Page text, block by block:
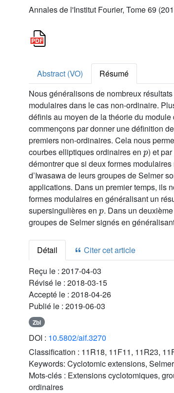
Annales de l'Institut Fourier, Tome 69
Abstract (VO)
Résumé
Nous généralisons de nombreux
modulaires dans le cas non-ordinaire.
définis au moyen de la théorie du module
commençons par donner une définition
premiers non-ordinaires. Cela nous
courbes elliptiques ordinaires en
p
) et
démontrer que si deux formes
d’Iwasawa de leurs groupes de Selmer
applications. Dans un premier temps, ils
formes modulaires en généralisant un
supersingulières en
p
. Dans un
groupes de Selmer signés en
Détail
Citer cet article
Reçu le : 2017-04-03
Révisé le : 2018-03-15
Accepté le : 2018-04-26
Publié le : 2019-06-03
Zbl
DOI : 10.5802/aif.3270
Classification : 11R18, 11F11, 11R23,
Keywords: Cyclotomic extensions,
Mots-clés : Extensions cyclotomiques,
ordinaires